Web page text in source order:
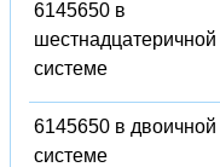
6145650 в
шестнадцатеричной
системе
6145650 в двоичной
системе